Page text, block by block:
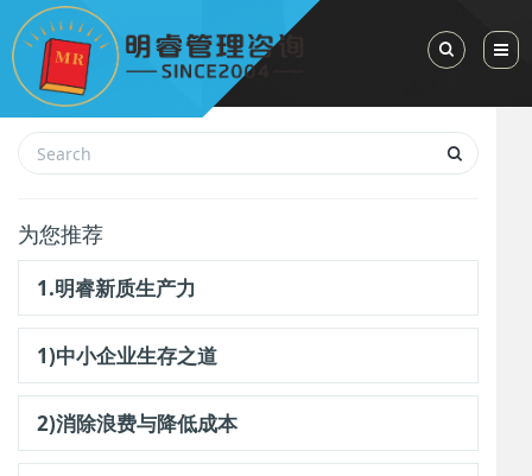
Toggle
为您推荐
1.明睿新质生产力
1)中小企业生存之道
2)消除浪费与降低成本